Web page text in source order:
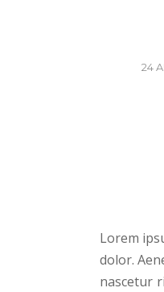
24
Lorem
dolor.
nascetur